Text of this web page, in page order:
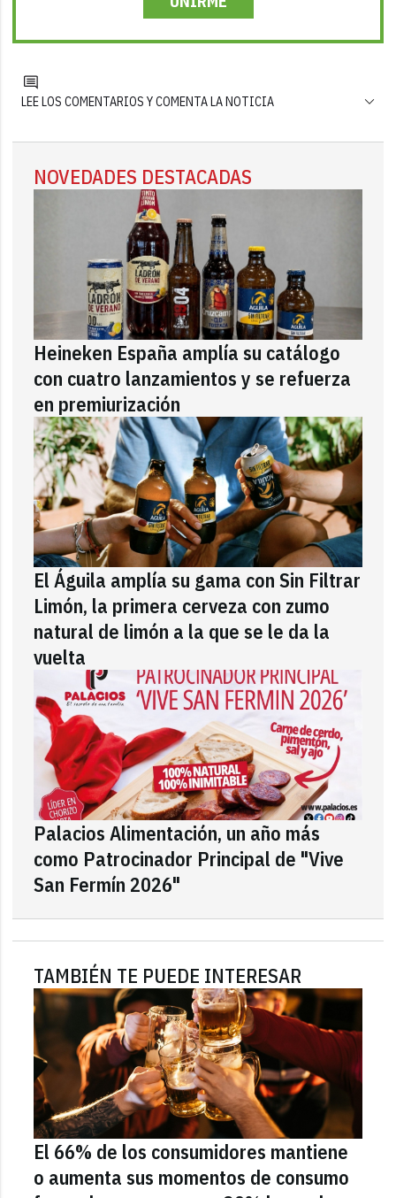
LEE LOS COMENTARIOS Y COMENTA LA NOTICIA
NOVEDADES DESTACADAS
Heineken España amplía su catálogo
con cuatro lanzamientos y se refuerza
en premiurización
El Águila amplía su gama con Sin Filtrar
Limón, la primera cerveza con zumo
natural de limón a la que se le da la
vuelta
Palacios Alimentación, un año más
como Patrocinador Principal de "Vive
San Fermín 2026"
TAMBIÉN TE PUEDE INTERESAR
El 66% de los consumidores mantiene
o aumenta sus momentos de consumo